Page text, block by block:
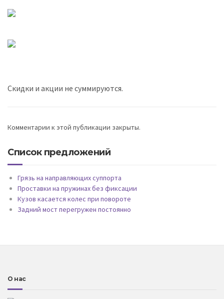
Скидки и акции не суммируются.
Комментарии к этой публикации закрыты.
Список предложений
Грязь на направляющих суппорта
Проставки на пружинах без фиксации
Кузов касается колес при повороте
Задний мост перегружен постоянно
О нас